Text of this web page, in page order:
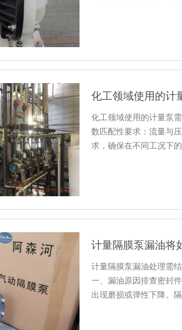
化工领域使用的计量泵
数匹配性要求‌：‌流量与
求，确保在不同工况下
计量隔膜泵漏油将
计量隔膜泵漏油处理需
一、漏油原因排查‌密封
出现磨损或弹性下降‌。‌